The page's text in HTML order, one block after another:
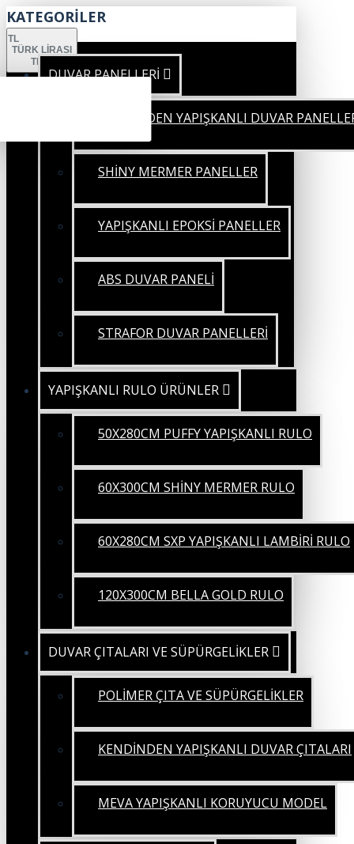
KATEGORİLER
TL
TÜRK LIRASI
TRY
DUVAR PANELLERİ
KENDİNDEN YAPIŞKANLI DUVAR
SHİNY MERMER PANELLER
YAPIŞKANLI EPOKSİ PANELLER
ABS DUVAR PANELİ
STRAFOR DUVAR PANELLERİ
YAPIŞKANLI RULO ÜRÜNLER
50X280CM PUFFY YAPIŞKANLI RULO
60X300CM SHİNY MERMER RULO
60X280CM SXP YAPIŞKANLI LAMBİRİ RULO
120X300CM BELLA GOLD RULO
DUVAR ÇITALARI VE SÜPÜRGELİKLER
POLİMER ÇITA VE SÜPÜRGELİKLER
KENDİNDEN YAPIŞKANLI DUVAR ÇITALARI
MEVA YAPIŞKANLI KORUYUCU MODEL